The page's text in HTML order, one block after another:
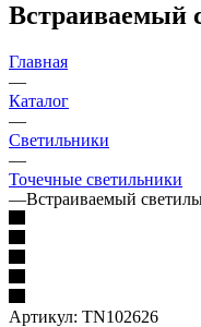
Встраиваемый
Главная
—
Каталог
—
Светильники
—
Точечные светильники
—Встраиваемый
Артикул: TN102626